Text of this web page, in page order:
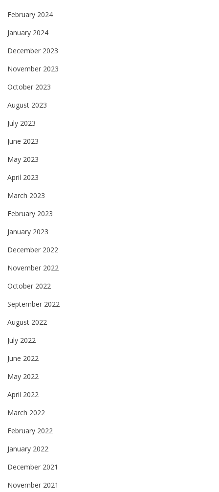
February 2024
January 2024
December 2023
November 2023
October 2023
August 2023
July 2023
June 2023
May 2023
April 2023
March 2023
February 2023
January 2023
December 2022
November 2022
October 2022
September 2022
August 2022
July 2022
June 2022
May 2022
April 2022
March 2022
February 2022
January 2022
December 2021
November 2021